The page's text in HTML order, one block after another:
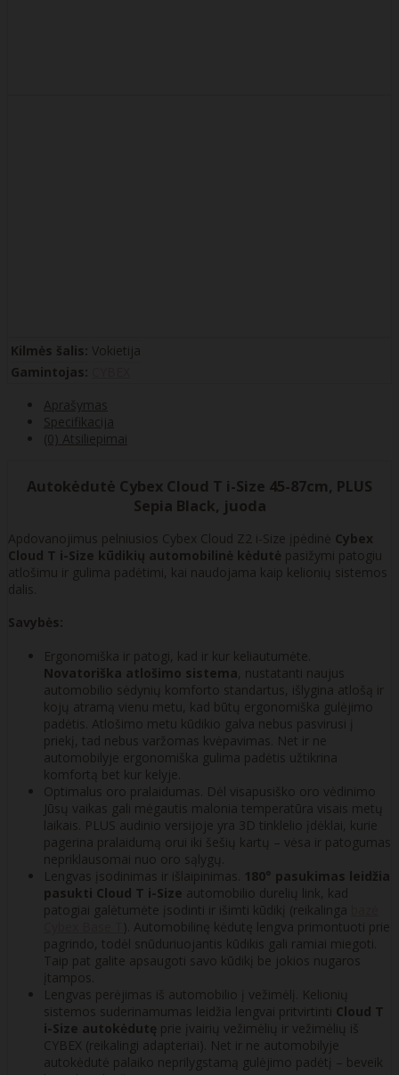
Kilmės šalis: Vokietija
Gamintojas:
Aprašymas
Specifikacija
(0) Atsiliepimai
Autokėdutė Cybex Cloud T i-Size 45-87cm, PLUS
Sepia Black, juoda
Apdovanojimus pelniusios Cybex Cloud Z2 i-Size įpėdinė Cybex
Cloud T i-Size kūdikių automobilinė kėdutė pasižymi patogiu
atlošimu ir gulima padėtimi, kai naudojama kaip kelionių sistemos
dalis.
Savybės:
Ergonomiška ir patogi, kad ir kur keliautumėte.
Novatoriška atlošimo sistema, nustatanti naujus
automobilio sėdynių komforto standartus, išlygina atlošą ir
kojų atramą vienu metu, kad būtų ergonomiška gulėjimo
padėtis. Atlošimo metu kūdikio galva nebus pasvirusi į
priekį, tad nebus varžomas kvėpavimas. Net ir ne
automobilyje ergonomiška gulima padėtis užtikrina
komfortą bet kur kelyje.
Optimalus oro pralaidumas. Dėl visapusiško oro vėdinimo
Jūsų vaikas gali mėgautis malonia temperatūra visais metų
laikais. PLUS audinio versijoje yra 3D tinklelio įdėklai, kurie
pagerina pralaidumą orui iki šešių kartų – vėsa ir patogumas
nepriklausomai nuo oro sąlygų.
Lengvas įsodinimas ir išlaipinimas. 180° pasukimas leidžia
pasukti Cloud T i-Size automobilio durelių link, kad
patogiai galėtumėte įsodinti ir išimti kūdikį (reikalinga
). Automobilinę kėdutę lengva primontuoti prie
pagrindo, todėl snūduriuojantis kūdikis gali ramiai miegoti.
Taip pat galite apsaugoti savo kūdikį be jokios nugaros
įtampos.
Lengvas perėjimas iš automobilio į vežimėlį. Kelionių
sistemos suderinamumas leidžia lengvai pritvirtinti Cloud T
i-Size autokėdutę prie įvairių vežimėlių ir vežimėlių iš
CYBEX (reikalingi adapteriai). Net ir ne automobilyje
autokėdutė palaiko neprilygstamą gulėjimo padėtį – beveik